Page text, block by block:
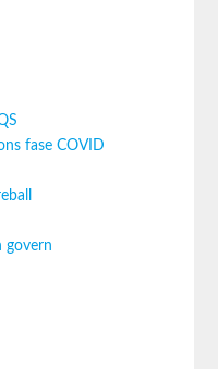
fase COVID
govern